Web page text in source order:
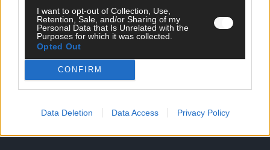
I want to opt-out of Collection, Use,
Retention, Sale, and/or Sharing of my
Personal Data that Is Unrelated with the
Purposes for which it was collected.
Opted Out
CONFIRM
Data Deletion Data Access Privacy Policy
Meinung
Streams & Storys
Eurovision
FLASH – DAS VIDEOPORTAL